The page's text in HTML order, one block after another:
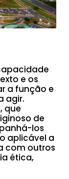
e os
a função e
agir.
que
de
los
aplicável a
com outros
ética,